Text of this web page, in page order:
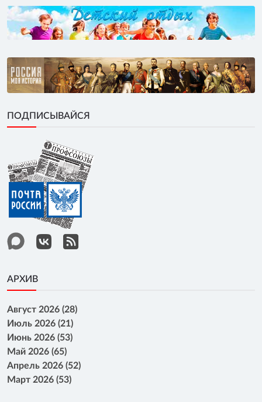
ПОДПИСЫВАЙСЯ
АРХИВ
Август 2026 (28)
Июль 2026 (21)
Июнь 2026 (53)
Май 2026 (65)
Апрель 2026 (52)
Март 2026 (53)